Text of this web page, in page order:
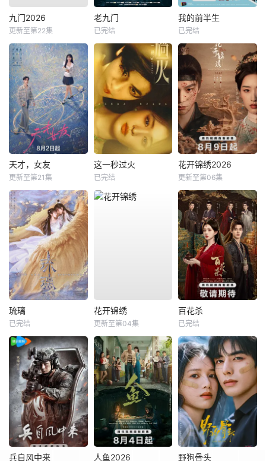
九门2026
更新至第22集
老九门
已完结
我的前半生
已完结
天才，女友
更新至第21集
这一秒过火
已完结
花开锦绣2026
更新至第06集
琉璃
已完结
花开锦绣
更新至第04集
百花杀
已完结
兵自风中来 人鱼2026 野狗骨头